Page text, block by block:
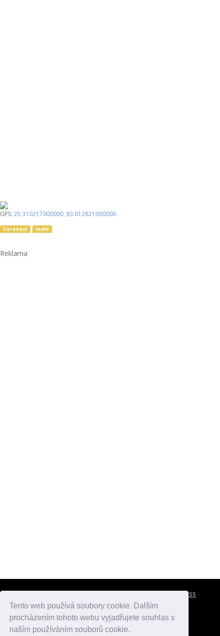
Tento web používá soubory cookie. Dalším
procházením tohoto webu vyjadřujete souhlas s
naším používáním souborů cookie.
GPS: 25.310217000000, 83.012821000000
Varanasi Indie
Reklama
RSS
atlaspamatek.info